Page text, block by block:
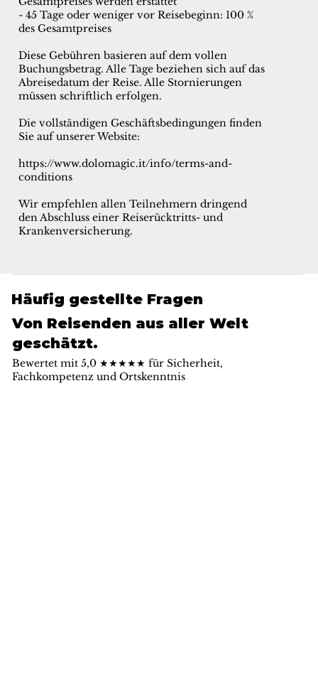
- 45 Tage oder weniger vor Reisebeginn: 100 %
des Gesamtpreises
Diese Gebühren basieren auf dem vollen
Buchungsbetrag. Alle Tage beziehen sich auf das
Abreisedatum der Reise. Alle Stornierungen
müssen schriftlich erfolgen.
Die vollständigen Geschäftsbedingungen finden
Sie auf unserer Website:
https://www.dolomagic.it/info/terms-and-
conditions
Wir empfehlen allen Teilnehmern dringend
den Abschluss einer Reiserücktritts- und
Krankenversicherung.
Häufig gestellte Fragen
Von Reisenden aus aller Welt
geschätzt.
Bewertet mit 5,0 ★★★★★ für Sicherheit,
Fachkompetenz und Ortskenntnis